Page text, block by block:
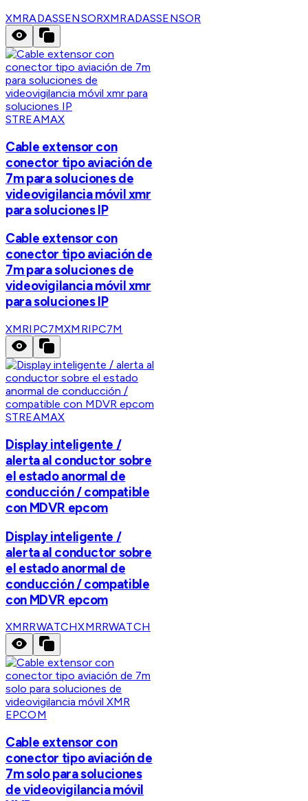
XMRADASSENSORXMRADASSENSOR
STREAMAX
Cable extensor con
conector tipo aviación de
7m para soluciones de
videovigilancia móvil xmr
para soluciones IP
Cable extensor con
conector tipo aviación de
7m para soluciones de
videovigilancia móvil xmr
para soluciones IP
XMRIPC7MXMRIPC7M
STREAMAX
Display inteligente /
alerta al conductor sobre
el estado anormal de
conducción / compatible
con MDVR epcom
Display inteligente /
alerta al conductor sobre
el estado anormal de
conducción / compatible
con MDVR epcom
XMRRWATCHXMRRWATCH
EPCOM
Cable extensor con
conector tipo aviación de
7m solo para soluciones
de videovigilancia móvil